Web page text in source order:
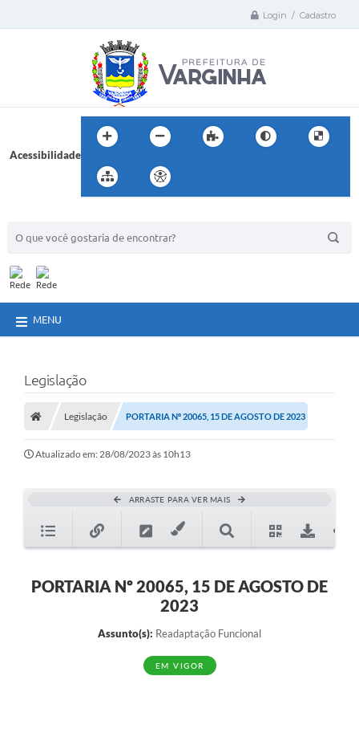
Login / Cadastro
Acessibilidade
MENU
Legislação
Legislação PORTARIA Nº 20065, 15 DE AGOSTO DE 2023
Atualizado em: 28/08/2023 às 10h13
ARRASTE PARA VER MAIS
PORTARIA Nº 20065, 15 DE AGOSTO DE
2023
Assunto(s): Readaptação Funcional
EM VIGOR